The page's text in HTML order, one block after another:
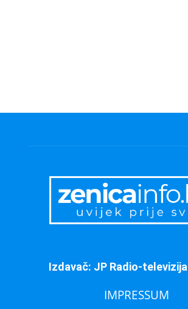
Izdavač: JP Radio-
IMPRESSUM